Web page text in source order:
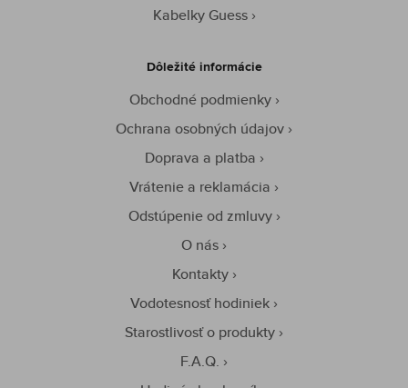
Kabelky Guess
Dôležité informácie
Obchodné podmienky
Ochrana osobných údajov
Doprava a platba
Vrátenie a reklamácia
Odstúpenie od zmluvy
O nás
Kontakty
Vodotesnosť hodiniek
Starostlivosť o produkty
F.A.Q.